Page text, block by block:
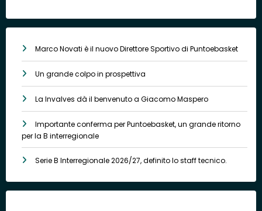
Marco Novati è il nuovo Direttore Sportivo di Puntoebasket
Un grande colpo in prospettiva
La Invalves dà il benvenuto a Giacomo Maspero
Importante conferma per Puntoebasket, un grande ritorno
per la B interregionale
Serie B Interregionale 2026/27, definito lo staff tecnico.